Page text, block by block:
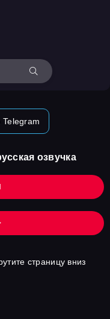
Telegram
озвучка
страницу вниз